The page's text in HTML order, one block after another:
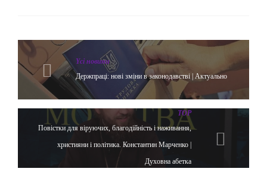
Yсі новини
Держпраці: нові зміни в законодавстві | Актуально
TOP
Повістки для віруючих, благодійність і наживання,
християни і політика. Константин Марченко |
Духовна абетка